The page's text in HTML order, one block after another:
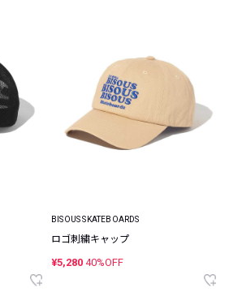
BISOUS SKATEBOARDS
ロゴ刺繍キャップ
¥5,280 40%OFF